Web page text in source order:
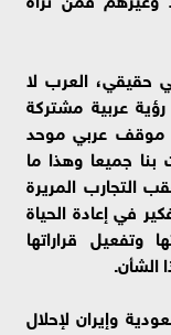
حقيقي، العرب لا
عربية مشتركة
موقف عربي موحد
جميعا وهذا ما
التجارب المريرة
في إعادة الحياة
وتفعيل قراراتها
الشأن.
وإيران لإحلال